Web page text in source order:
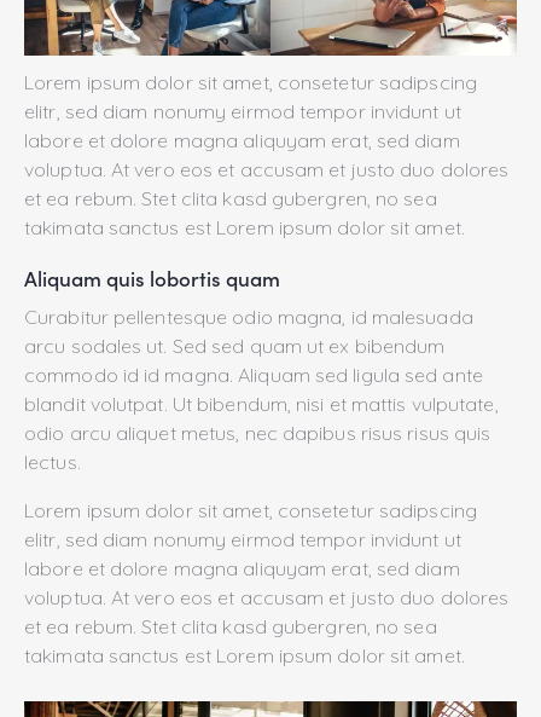
Lorem ipsum dolor sit amet, consetetur sadipscing
elitr, sed diam nonumy eirmod tempor invidunt ut
labore et dolore magna aliquyam erat, sed diam
voluptua. At vero eos et accusam et justo duo dolores
et ea rebum. Stet clita kasd gubergren, no sea
takimata sanctus est Lorem ipsum dolor sit amet.
Aliquam quis lobortis quam
Curabitur pellentesque odio magna, id malesuada
arcu sodales ut. Sed sed quam ut ex bibendum
commodo id id magna. Aliquam sed ligula sed ante
blandit volutpat. Ut bibendum, nisi et mattis vulputate,
odio arcu aliquet metus, nec dapibus risus risus quis
lectus.
Lorem ipsum dolor sit amet, consetetur sadipscing
elitr, sed diam nonumy eirmod tempor invidunt ut
labore et dolore magna aliquyam erat, sed diam
voluptua. At vero eos et accusam et justo duo dolores
et ea rebum. Stet clita kasd gubergren, no sea
takimata sanctus est Lorem ipsum dolor sit amet.